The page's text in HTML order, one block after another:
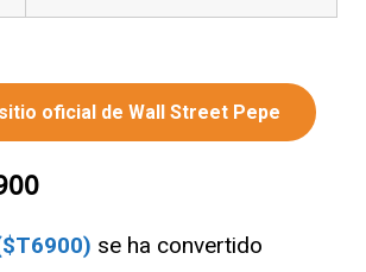
oficial de Wall Street Pepe
se ha convertido